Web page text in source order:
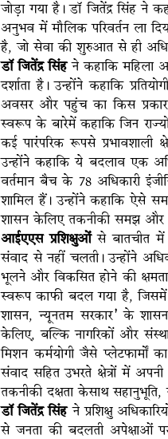
जोड़ा गया है। डॉ जितेंद्र सिंह ने
अनुभव में मौलिक परिवर्तन ला
है, जो सेवा की शुरुआत से ही
डॉ जितेंद्र सिंहने कहाकि महिला
दर्शाता है। उन्होंने कहाकि
अवसर और पहुंच का किस प्रकार
स्वरूप के बारेमें कहाकि जिन
कई पारंपरिक रूपसे प्रभावशाली
उन्होंने कहाकि ये बदलाव एक
वर्तमान बैच के 78 अधिकारी
शामिल हैं। उन्होंने कहाकि ऐसे
शासन केलिए तकनीकी समझ और
आईएएस प्रशिक्षुओंसे बातचीत में
संवाद से नहीं चलती। उन्होंने
भूलने और विकसित होने की
स्वरूप काफी बदल गया है, जिसमें
शासन, न्यूनतम सरकार’ के शासन
केलिए, बल्कि नागरिकों और
मिशन कर्मयोगी जैसे प्लेटफार्मों
संवाद सहित उभरते क्षेत्रों में
तकनीकी दक्षता केसाथ
डॉ जितेंद्र सिंहने प्रशिक्षु
से जनता की बदलती अपेक्षाओं पर